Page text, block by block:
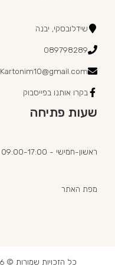
שידלובסקי, יבנה
089798289
Kartonim10@gmail.com
בקרו אותנו בפייסבוק
שעות פתיחה
ראשון-חמישי - 09:00-17:00
מפת האתר
כל הזכויות שמורות © 2026 פרי חשיבה מוצרי אריזה בע"מ